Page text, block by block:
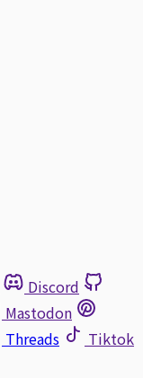
Discord
Mastodon
Threads
Tiktok